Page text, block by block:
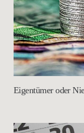
Eigentümer oder